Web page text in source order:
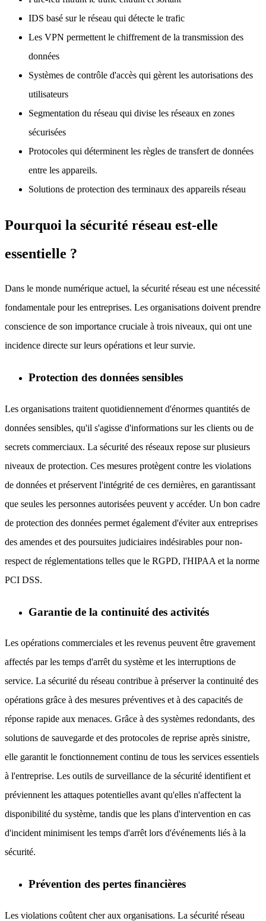
IDS basé sur le réseau qui détecte le trafic
Les VPN permettent le chiffrement de la transmission des
données
Systèmes de contrôle d'accès qui gèrent les autorisations des
utilisateurs
Segmentation du réseau qui divise les réseaux en zones
sécurisées
Protocoles qui déterminent les règles de transfert de données
entre les appareils.
Solutions de protection des terminaux des appareils réseau
Pourquoi la sécurité réseau est-elle
essentielle ?
Dans le monde numérique actuel, la sécurité réseau est une nécessité
fondamentale pour les entreprises. Les organisations doivent prendre
conscience de son importance cruciale à trois niveaux, qui ont une
incidence directe sur leurs opérations et leur survie.
Protection des données sensibles
Les organisations traitent quotidiennement d'énormes quantités de
données sensibles, qu'il s'agisse d'informations sur les clients ou de
secrets commerciaux. La sécurité des réseaux repose sur plusieurs
niveaux de protection. Ces mesures protègent contre les violations
de données et préservent l'intégrité de ces dernières, en garantissant
que seules les personnes autorisées peuvent y accéder. Un bon cadre
de protection des données permet également d'éviter aux entreprises
des amendes et des poursuites judiciaires indésirables pour non-
respect de réglementations telles que le RGPD, l'HIPAA et la norme
PCI DSS.
Garantie de la continuité des activités
Les opérations commerciales et les revenus peuvent être gravement
affectés par les temps d'arrêt du système et les interruptions de
service. La sécurité du réseau contribue à préserver la continuité des
opérations grâce à des mesures préventives et à des capacités de
réponse rapide aux menaces. Grâce à des systèmes redondants, des
solutions de sauvegarde et des protocoles de reprise après sinistre,
elle garantit le fonctionnement continu de tous les services essentiels
à l'entreprise. Les outils de surveillance de la sécurité identifient et
préviennent les attaques potentielles avant qu'elles n'affectent la
disponibilité du système, tandis que les plans d'intervention en cas
d'incident minimisent les temps d'arrêt lors d'événements liés à la
sécurité.
Prévention des pertes financières
Les violations coûtent cher aux organisations. La sécurité réseau